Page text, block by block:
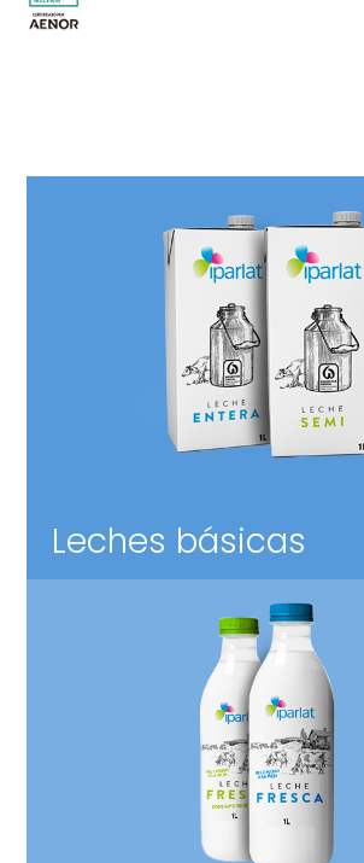
Leches básicas